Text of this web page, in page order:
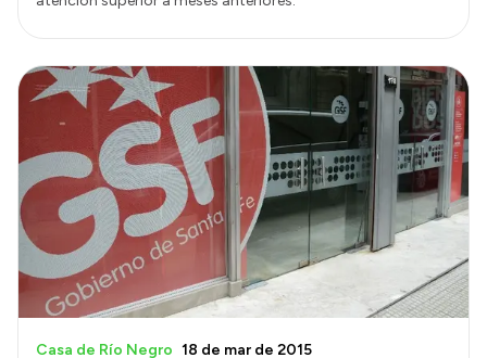
Casa de Río Negro 18 de mar de 2015